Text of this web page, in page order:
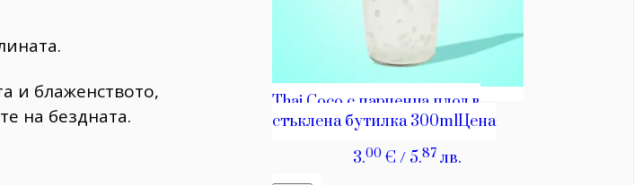
и блаженството,
на бездната.